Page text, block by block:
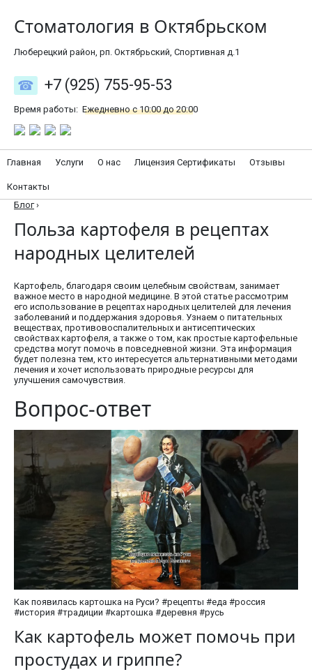
Стоматология в Октябрьском
Люберецкий район, рп. Октябрьский, Спортивная д.1
+7 (925) 755-95-53
Время работы: Ежедневно с 10:00 до 20:00
Главная Услуги О нас Лицензия Сертификаты Отзывы
Контакты
Блог ›
Польза картофеля в рецептах
народных целителей
Картофель, благодаря своим целебным свойствам, занимает
важное место в народной медицине. В этой статье рассмотрим
его использование в рецептах народных целителей для лечения
заболеваний и поддержания здоровья. Узнаем о питательных
веществах, противовоспалительных и антисептических
свойствах картофеля, а также о том, как простые картофельные
средства могут помочь в повседневной жизни. Эта информация
будет полезна тем, кто интересуется альтернативными методами
лечения и хочет использовать природные ресурсы для
улучшения самочувствия.
Вопрос-ответ
Как появилась картошка на Руси? #рецепты #еда #россия
#история #традиции #картошка #деревня #русь
Как картофель может помочь при
простудах и гриппе?